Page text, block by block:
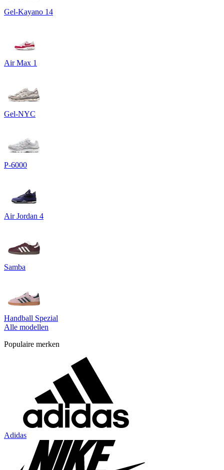
Gel-Kayano 14
Air Max 1
Gel-NYC
P-6000
Air Jordan 4
Samba
Handball Spezial
Alle modellen
Populaire merken
Adidas